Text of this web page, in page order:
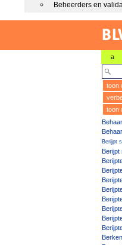
Beheerders en
a
toon
toon
Berijpt
Berijpt